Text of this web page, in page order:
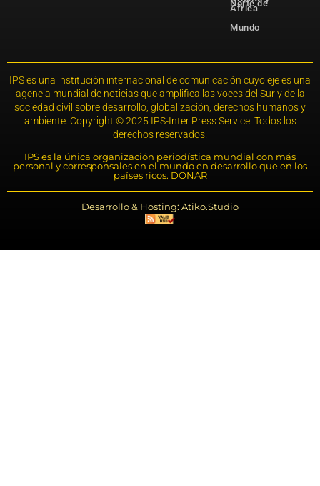
Norte de
África
Mundo
IPS es una institución internacional de comunicación cuyo eje es una
agencia mundial de noticias que amplifica las voces del Sur y de la
sociedad civil sobre desarrollo, globalización, derechos humanos y
ambiente. Copyright © 2025 IPS-Inter Press Service. Todos los
derechos reservados.
IPS es la única organización periodística mundial con más
personal y corresponsales en el mundo en desarrollo que en los
países ricos. DONAR
Desarrollo & Hosting: Atiko.Studio